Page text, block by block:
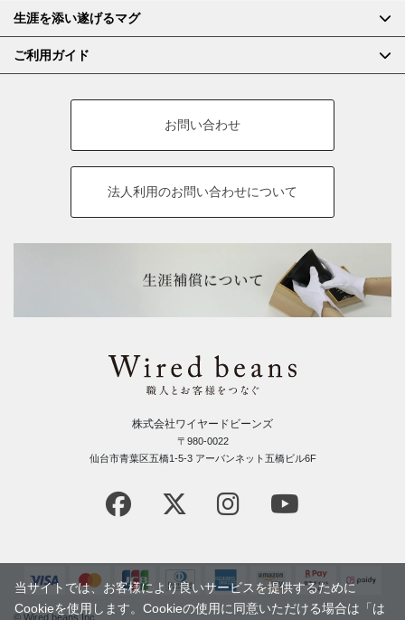
生涯を添い遂げるマグ
ご利用ガイド
お問い合わせ
法人利用のお問い合わせについて
株式会社ワイヤードビーンズ
〒980-0022
仙台市青葉区五橋1-5-3 アーバンネット五橋ビル6F
© Wired beans Inc.
当サイトでは、お客様により良いサービスを提供するために
Cookieを使用します。Cookieの使用に同意いただける場合は「は